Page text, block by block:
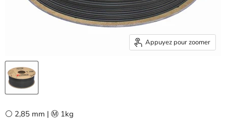
Appuyez pour zoomer
⚪ 2,85 mm | Ⓜ️ 1kg